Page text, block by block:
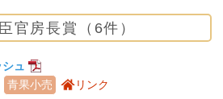
官房長賞（6件）
ュ
青果小売
リンク